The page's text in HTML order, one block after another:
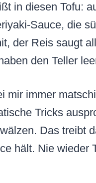
in diesen Tofu:
Sauce, die
der Reis saugt
den Teller
mir immer
Tricks
Das treibt
hält. Nie wieder